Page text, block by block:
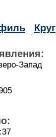
Круг
Запад